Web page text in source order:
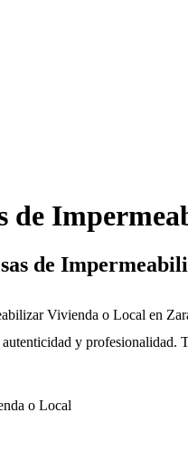
de
de
Vivienda o Local en
y profesionalidad.
o Local